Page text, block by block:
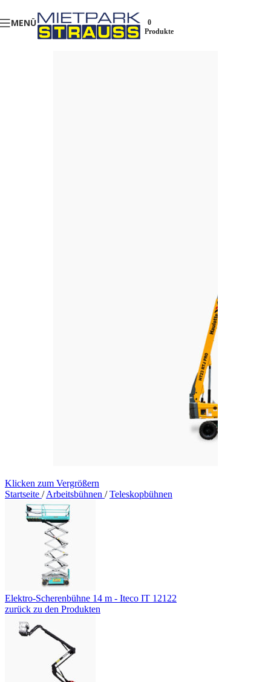
MENÜ
0
Produkte
Klicken zum Vergrößern
Startseite / Arbeitsbühnen / Teleskopbühnen
Elektro-Scherenbühne 14 m - Iteco IT 12122
zurück zu den Produkten